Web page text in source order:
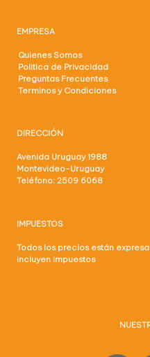
EMPRESA
Quienes Somos
Politica de Privacidad
Preguntas Frecuentes
Terminos y Condiciones
DIRECCIÓN
Avenida Uruguay 1988
Montevideo-Uruguay
Teléfono: 2509 6068
IMPUESTOS
Todos los precios están
incluyen impuestos